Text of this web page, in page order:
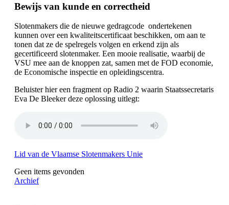
Bewijs van kunde en correctheid
Slotenmakers die de nieuwe gedragcode ondertekenen
kunnen over een kwaliteitscertificaat beschikken, om aan te
tonen dat ze de spelregels volgen en erkend zijn als
gecertificeerd slotenmaker. Een mooie realisatie, waarbij de
VSU mee aan de knoppen zat, samen met de FOD economie,
de Economische inspectie en opleidingscentra.
Beluister hier een fragment op Radio 2 waarin Staatssecretaris
Eva De Bleeker deze oplossing uitlegt:
Lid van de Vlaamse Slotenmakers Unie
Geen items gevonden
Archief